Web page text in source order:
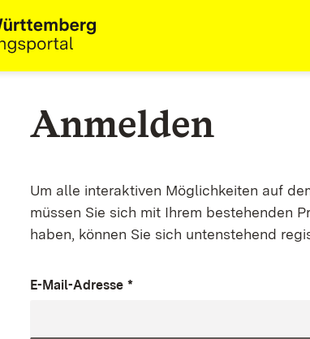
Anmelden
Um alle interaktiven Möglichkeiten auf
müssen Sie sich mit Ihrem bestehenden
haben, können Sie sich untenstehend
E-Mail-Adresse *